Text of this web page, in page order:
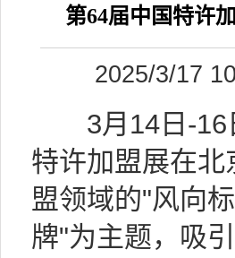
第64届中国特许
2025/3/17
3月14日-16
特许加盟展在
盟领域的"风向
牌"为主题，吸